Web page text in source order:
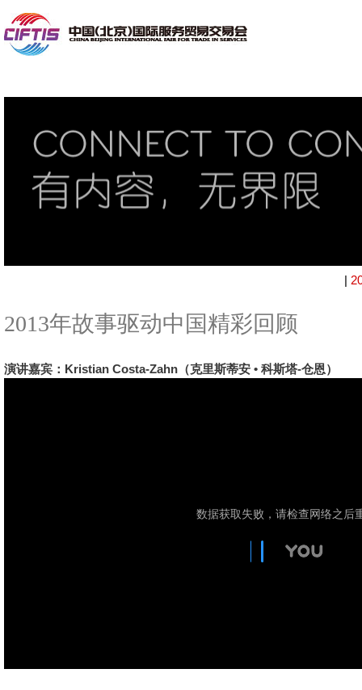
|
2013年故事驱动中国精彩回顾
演讲嘉宾：Kristian Costa-Zahn（克里斯蒂安 • 科斯塔-仓恩）